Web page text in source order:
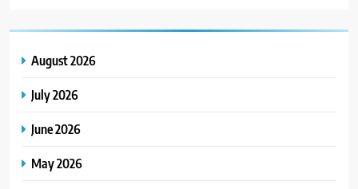
August 2026
July 2026
June 2026
May 2026